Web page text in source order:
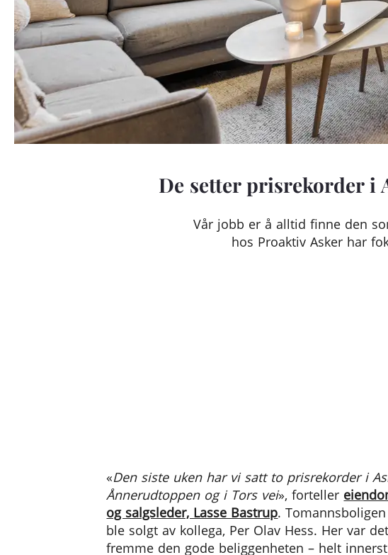
De setter prisrekorder i
Vår jobb er å alltid finne den
hos Proaktiv Asker har
«Den siste uken har vi satt to prisrekorder i
Ånnerudtoppen og i Tors vei», forteller
og salgsleder, Lasse Bastrup.
ble solgt av kollega, Per Olav Hess. Her var
fremme den gode beliggenheten – helt